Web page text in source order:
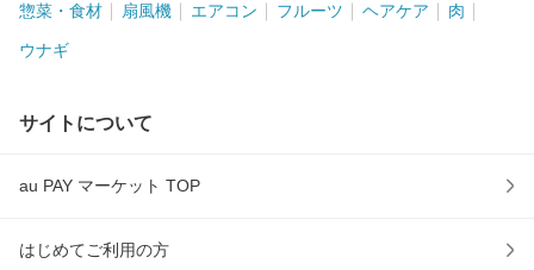
惣菜・食材 扇風機 エアコン フルーツ ヘアケア 肉
ウナギ
サイトについて
au PAY マーケット TOP
はじめてご利用の方